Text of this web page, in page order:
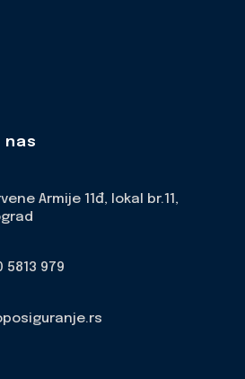
Armije 11đ, lokal br.11,
5813 979